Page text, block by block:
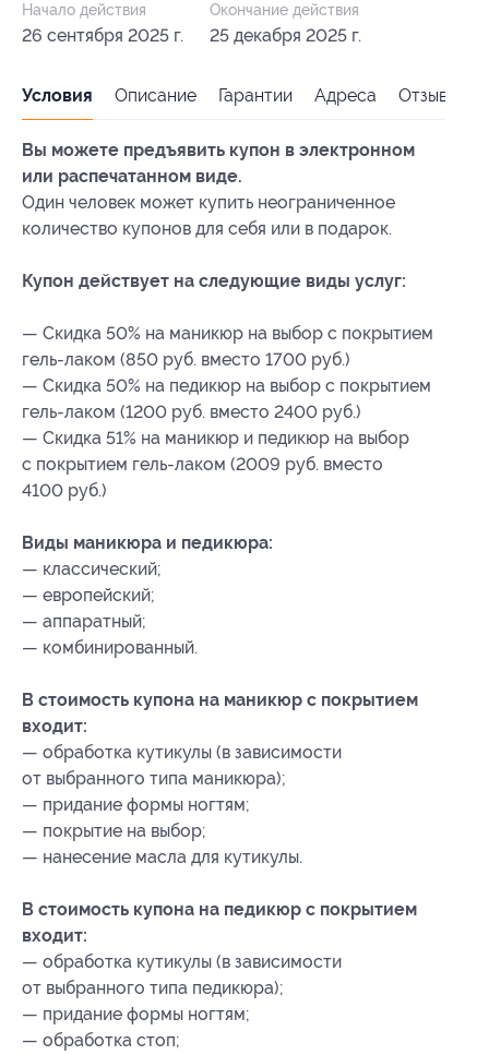
Начало действия
26 сентября 2025 г.
Окончание действия
25 декабря 2025 г.
Условия Описание Гарантии Адреса Отзывы
Вы можете предъявить купон в электронном
или распечатанном виде.
Один человек может купить неограниченное
количество купонов для себя или в подарок.
Купон действует на следующие виды услуг:
— Скидка 50% на маникюр на выбор с покрытием
гель-лаком (850 руб. вместо 1700 руб.)
— Скидка 50% на педикюр на выбор с покрытием
гель-лаком (1200 руб. вместо 2400 руб.)
— Скидка 51% на маникюр и педикюр на выбор
с покрытием гель-лаком (2009 руб. вместо
4100 руб.)
Виды маникюра и педикюра:
— классический;
— европейский;
— аппаратный;
— комбинированный.
В стоимость купона на маникюр с покрытием
входит:
— обработка кутикулы (в зависимости
от выбранного типа маникюра);
— придание формы ногтям;
— покрытие на выбор;
— нанесение масла для кутикулы.
В стоимость купона на педикюр с покрытием
входит:
— обработка кутикулы (в зависимости
от выбранного типа педикюра);
— придание формы ногтям;
— обработка стоп;